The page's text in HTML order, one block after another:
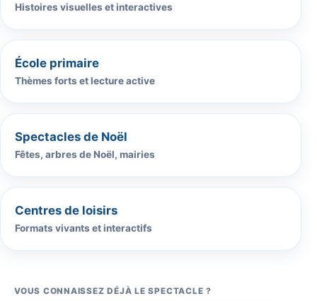
Histoires visuelles et interactives
École primaire
Thèmes forts et lecture active
Spectacles de Noël
Fêtes, arbres de Noël, mairies
Centres de loisirs
Formats vivants et interactifs
VOUS CONNAISSEZ DÉJÀ LE SPECTACLE ?